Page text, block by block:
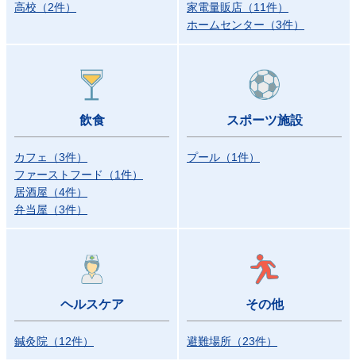
高校 （2件）
家電量販店 （11件）
ホームセンター （3件）
飲食
カフェ （3件）
ファーストフード
（1件）
居酒屋 （4件）
弁当屋 （3件）
スポーツ施設
プール （1件）
ヘルスケア
鍼灸院 （12件）
その他
避難場所 （23件）